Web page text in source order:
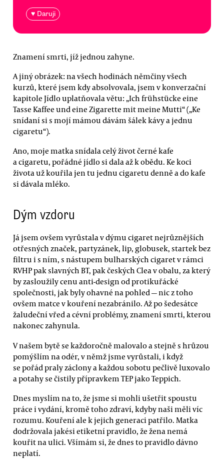
♥ Daruji
Znamení smrti, jíž jednou zahyne.
A jiný obrázek: na všech hodinách němčiny všech
kurzů, které jsem kdy absolvovala, jsem v konverzační
kapitole Jídlo uplatňovala větu: „Ich frühstücke eine
Tasse Kaffee und eine Zigarette mit meine Mutti“ („Ke
snídaní si s mojí mámou dávám šálek kávy a jednu
cigaretu“).
Ano, moje matka snídala celý život černé kafe
a cigaretu, pořádné jídlo si dala až k obědu. Ke koci
života už kouřila jen tu jednu cigaretu denně a do kafe
si dávala mléko.
Dým vzdoru
Já jsem ovšem vyrůstala v dýmu cigaret nejrůznějších
otřesných značek, partyzánek, lip, globusek, startek bez
filtru i s ním, s nástupem bulharských cigaret v rámci
RVHP pak slavných BT, pak českých Clea v obalu, za který
by zasloužily cenu anti-design od protikuřácké
společnosti, jak byly ohavné na pohled — nic z toho
ovšem matce v kouření nezabránilo. Až po šedesátce
žaludeční vřed a cévní problémy, znamení smrti, kterou
nakonec zahynula.
V našem bytě se každoročně malovalo a stejně s hrůzou
pomýšlím na odér, v němž jsme vyrůstali, i když
se pořád praly záclony a každou sobotu pečlivě luxovalo
a potahy se čistily přípravkem TEP jako Teppich.
Dnes myslím na to, že jsme si mohli ušetřit spoustu
práce i vydání, kromě toho zdraví, kdyby naši měli víc
rozumu. Kouření ale k jejich generaci patřilo. Matka
dodržovala jakési etiketní pravidlo, že žena nemá
kouřit na ulici. Všímám si, že dnes to pravidlo dávno
neplatí.